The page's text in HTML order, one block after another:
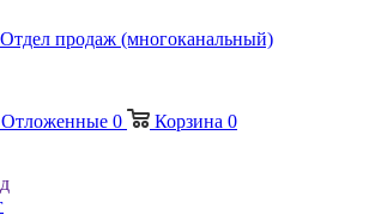
Отдел продаж (многоканальный)
Отложенные 0 Корзина 0